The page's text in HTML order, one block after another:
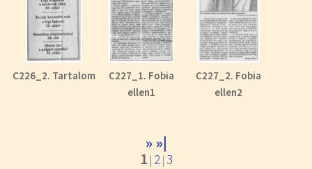
C226_2. Tartalom
C227_1. Fobia
ellen1
C227_2. Fobia
ellen2
» »|
1 | 2| 3